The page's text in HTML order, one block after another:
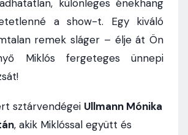
különleges énekhang
a show-t. Egy kiváló
remek sláger – élje át Ön
Miklós fergeteges ünnepi
sztárvendégei Ullmann Mónika
, akik Miklóssal együtt és